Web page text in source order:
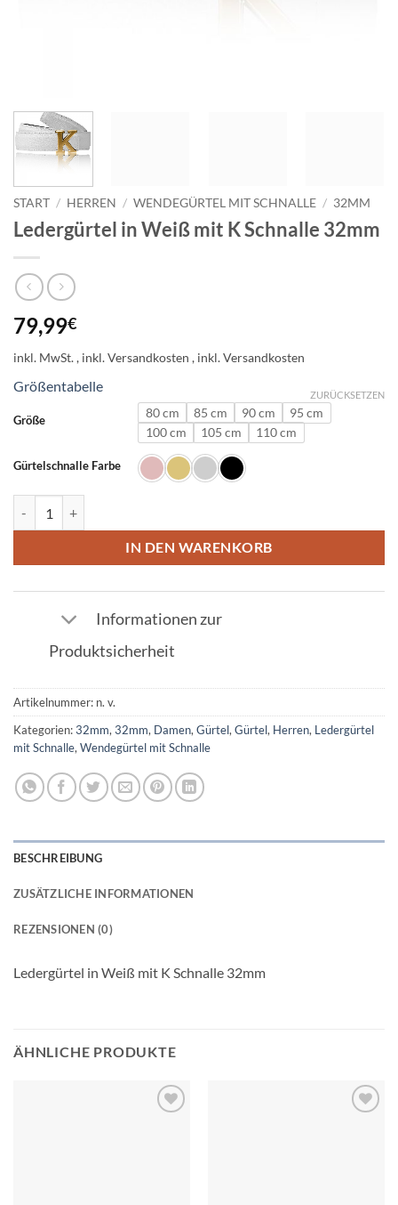
START / HERREN / WENDEGÜRTEL MIT SCHNALLE / 32MM
Ledergürtel in Weiß mit K Schnalle 32mm
79,99€
inkl. MwSt.
Größentabelle
Größe 80 cm 85 cm 90 cm
95 cm
100 cm
105 cm 110 cm
Gürtelschnalle Farbe
ZURÜCKSETZEN
IN DEN WARENKORB
Informationen zur
Produktsicherheit
Artikelnummer: n. v.
Kategorien:32mm, 32mm, Damen, Gürtel, Gürtel, Herren, Ledergürtel
mit Schnalle, Wendegürtel mit Schnalle
BESCHREIBUNG
ZUSÄTZLICHE INFORMATIONEN
REZENSIONEN (0)
Ledergürtel in Weiß mit K Schnalle 32mm
ÄHNLICHE PRODUKTE